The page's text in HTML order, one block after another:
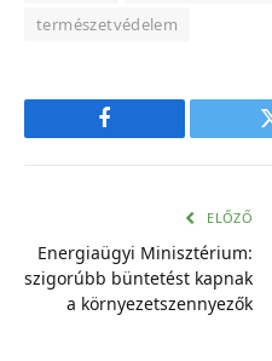
természetvédelem
Facebook
ELŐZŐ
Energiaügyi Minisztérium:
szigorúbb büntetést kapnak
a környezetszennyezők